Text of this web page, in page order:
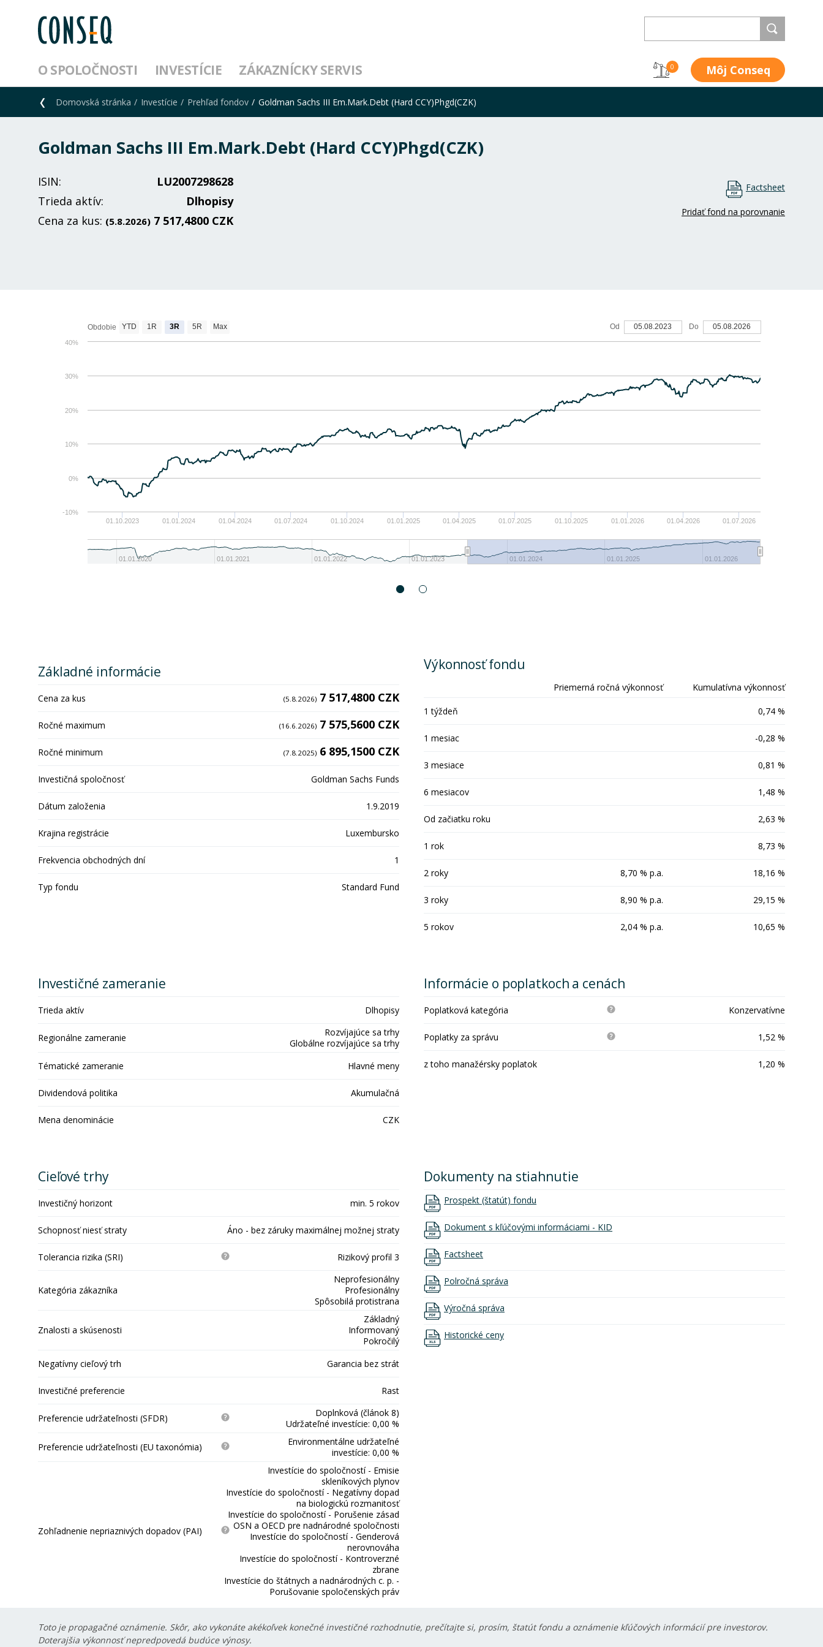
O SPOLOČNOSTI INVESTÍCIE ZÁKAZNÍCKY SERVIS 0 Môj Conseq
Domovská stránka Investície Prehľad fondov Goldman Sachs III Em.Mark.Debt (Hard CCY)Phgd(CZK)
Goldman Sachs III Em.Mark.Debt (Hard CCY)Phgd(CZK)
ISIN:
LU2007298628
Trieda aktív:
Dlhopisy
Cena za kus: (5.8.2026) 7 517,4800 CZK
Factsheet
Pridať fond na porovnanie
01.10.2023 01.01.2024 01.04.2024 01.07.2024 01.10.2024 01.01.2025 01.04.2025 01.07.2025 01.10.2025 01.01.2026 01.04.2026 01.07.2026
01.01.2020 01.01.2021 01.01.2022 01.01.2023 01.01.2024 01.01.2025 01.01.2026
-10%
0%
10%
20%
30%
40%
Obdobie YTD 1R 3R 5R Max Od 05.08.2023 Do 05.08.2026
Základné informácie
Cena za kus (5.8.2026) 7 517,4800 CZK
Ročné maximum (16.6.2026) 7 575,5600 CZK
Ročné minimum (7.8.2025) 6 895,1500 CZK
Investičná spoločnosť Goldman Sachs Funds
Dátum založenia 1.9.2019
Krajina registrácie Luxembursko
Frekvencia obchodných dní 1
Typ fondu Standard Fund
Výkonnosť fondu
Priemerná ročná výkonnosť Kumulatívna výkonnosť
1 týždeň 0,74 %
1 mesiac -0,28 %
3 mesiace 0,81 %
6 mesiacov 1,48 %
Od začiatku roku 2,63 %
1 rok 8,73 %
2 roky 8,70 % p.a. 18,16 %
3 roky 8,90 % p.a. 29,15 %
5 rokov 2,04 % p.a. 10,65 %
Investičné zameranie
Trieda aktív Dlhopisy
Regionálne zameranie
Rozvíjajúce sa trhy
Globálne rozvíjajúce sa trhy
Tématické zameranie
Hlavné meny
Dividendová politika Akumulačná
Mena denominácie CZK
Informácie o poplatkoch a cenách
Poplatková kategória Konzervatívne
Poplatky za správu 1,52 %
z toho manažérsky poplatok 1,20 %
Cieľové trhy
Investičný horizont min. 5 rokov
Schopnosť niesť straty Áno - bez záruky maximálnej možnej straty
Tolerancia rizika (SRI) Rizikový profil 3
Kategória zákazníka
Neprofesionálny
Profesionálny
Spôsobilá protistrana
Znalosti a skúsenosti
Základný
Informovaný
Pokročilý
Negatívny cieľový trh
Garancia bez strát
Investičné preferencie Rast
Preferencie udržateľnosti (SFDR)
Doplnková (článok 8)
Udržateľné investície: 0,00 %
Preferencie udržateľnosti (EU taxonómia)
Environmentálne udržateľné
investície: 0,00 %
Zohľadnenie nepriaznivých dopadov (PAI)
Investície do spoločností - Emisie
skleníkových plynov
Investície do spoločností - Negatívny dopad
na biologickú rozmanitosť
Investície do spoločností - Porušenie zásad
OSN a OECD pre nadnárodné spoločnosti
Investície do spoločností - Genderová
nerovnováha
Investície do spoločností - Kontroverzné
zbrane
Investície do štátnych a nadnárodných c. p. -
Porušovanie spoločenských práv
Dokumenty na stiahnutie
Prospekt (štatút) fondu
Dokument s kľúčovými informáciami - KID
Factsheet
Polročná správa
Výročná správa
Historické ceny
Toto je propagačné oznámenie. Skôr, ako vykonáte akékoľvek konečné investičné rozhodnutie, prečítajte si, prosím, štatút fondu a oznámenie kľúčových informácií pre investorov.
Doterajšia výkonnosť nepredpovedá budúce výnosy.